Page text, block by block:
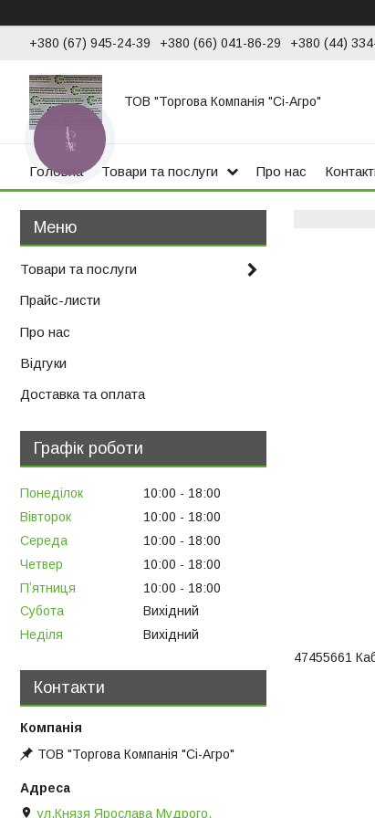
+380 (67) 945-24-39 +380 (66) 041-86-29 +380 (44)
ТОВ "Торгова Компанія "Сі-Агро"
Головна Товари та послуги Про нас
47455661
Товари та послуги
Прайс-листи
Про нас
Відгуки
Доставка та оплата
Графік роботи
Понеділок 10:00
18:00
Вівторок
10:00
18:00
Середа
10:00
18:00
Четвер
10:00
18:00
Пʼятниця
10:00
18:00
Субота
Вихідний
Неділя
Вихідний
Контакти
ТОВ "Торгова Компанія "Сі-Агро"
ул.Князя Ярослава Мудрого,
КНОПКА
ЗВ'ЯЗКУ